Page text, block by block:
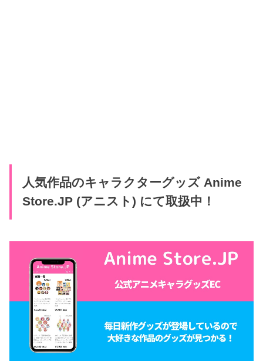
人気作品のキャラクターグッズ Anime
Store.JP (アニスト) にて取扱中！